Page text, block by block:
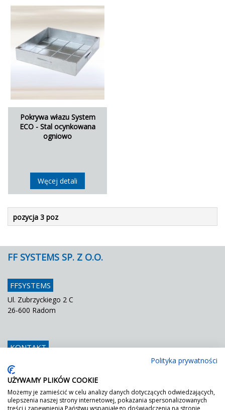
Pokrywa włazu System
ECO - Stal ocynkowana
ogniowo
Węcej detali
pozycja 3 poz
FF SYSTEMS SP. Z O.O.
FFSYSTEMS
Ul. Zubrzyckiego 2 C
26-600 Radom
KONTAKT
Fax
E mail
info@ffsystems.pl
Polityka prywatności
UŻYWAMY PLIKÓW COOKIE
Możemy je zamieścić w celu analizy danych dotyczących odwiedzających,
ulepszenia naszej strony internetowej, pokazania spersonalizowanych
treści i zapewnienia Państwu wspaniałego doświadczenia na stronie